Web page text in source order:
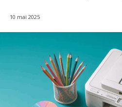
10 mai 2025